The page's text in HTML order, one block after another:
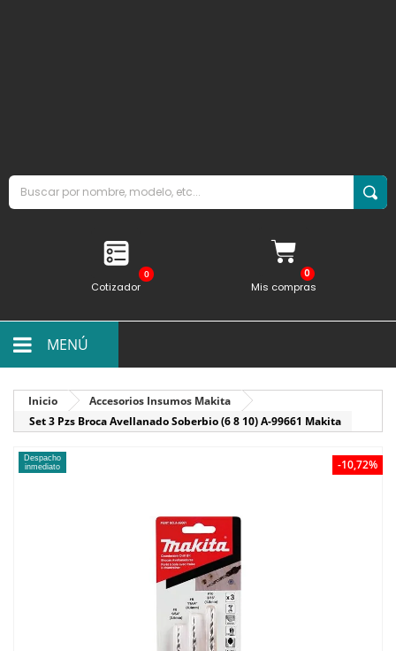
0
Cotizador Mis compras
MENÚ
Inicio
Accesorios Insumos Makita
Set 3 Pzs Broca Avellanado Soberbio (6 8 10) A-99661 Makita
-10,72%
Despacho
inmediato